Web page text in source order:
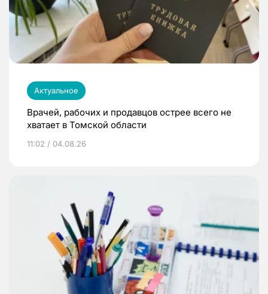
Актуальное
Врачей, рабочих и продавцов острее всего не
хватает в Томской области
11:02 / 04.08.26